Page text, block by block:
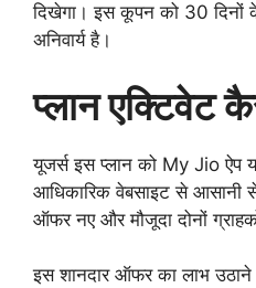
दिखेगा। इस कूपन को 30 दिनों
अनिवार्य है।
प्लान एक्टिवेट
यूजर्स इस प्लान को My Jio ऐप
आधिकारिक वेबसाइट से आसानी
ऑफर नए और मौजूदा दोनों
इस शानदार ऑफर का लाभ